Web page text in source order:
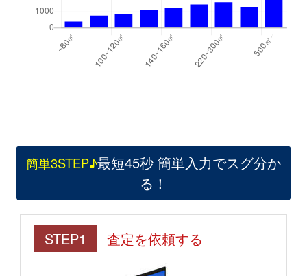
簡単3STEP♪最短45秒 簡単入力でスグ分か
る！
STEP1 査定を依頼する